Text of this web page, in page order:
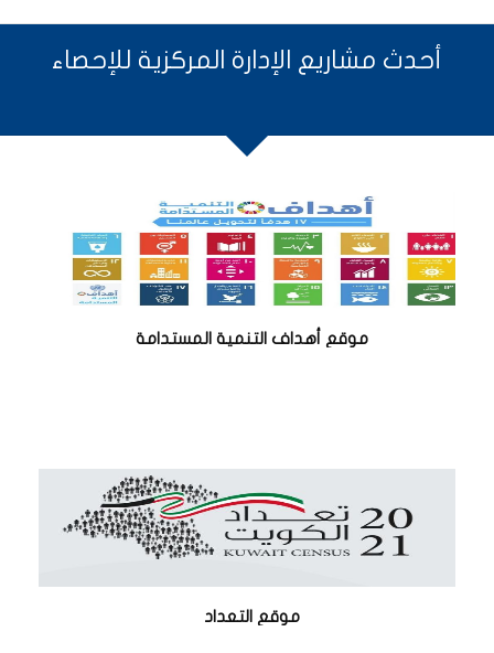
أحدث مشاريع الإدارة المركزية للإحصاء
موقع أهداف التنمية المستدامة
موقع التعداد